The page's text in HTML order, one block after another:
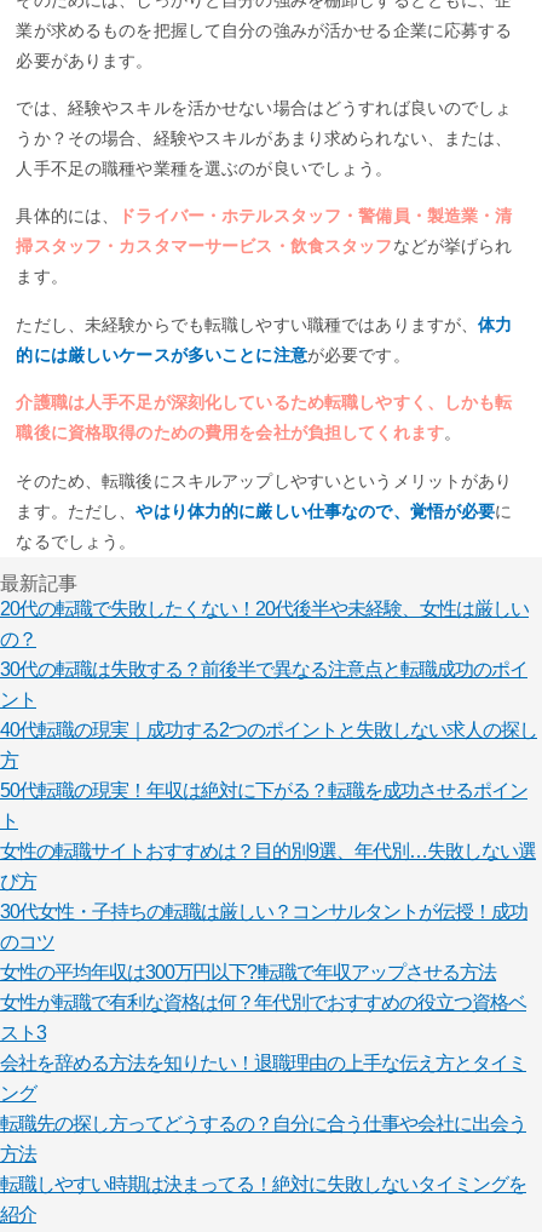
業が求めるものを把握して自分の強みが活かせる企業に応募する
必要があります。
では、経験やスキルを活かせない場合はどうすれば良いのでしょ
うか？その場合、経験やスキルがあまり求められない、または、
人手不足の職種や業種を選ぶのが良いでしょう。
具体的には、
ドライバー・ホテルスタッフ・警備員・製造業・清
掃スタッフ・カスタマーサービス・飲食スタッフなどが挙げられ
ます。
ただし、未経験からでも転職しやすい職種ではありますが、体力
的には厳しいケースが多いことに注意が必要です。
介護職は人手不足が深刻化しているため転職しやすく、しかも転
職後に資格取得のための費用を会社が負担してくれます。
そのため、転職後にスキルアップしやすいというメリットがあり
ます。ただし、やはり体力的に厳しい仕事なので、覚悟が必要に
なるでしょう。
最新記事
20代の転職で失敗したくない！20代後半や未経験、女性は厳しい
の？
30代の転職は失敗する？前後半で異なる注意点と転職成功のポイ
ント
40代転職の現実｜成功する2つのポイントと失敗しない求人の探し
方
50代転職の現実！年収は絶対に下がる？転職を成功させるポイン
ト
女性の転職サイトおすすめは？目的別9選、年代別…失敗しない選
び方
30代女性・子持ちの転職は厳しい？コンサルタントが伝授！成功
のコツ
女性の平均年収は300万円以下?!転職で年収アップさせる方法
女性が転職で有利な資格は何？年代別でおすすめの役立つ資格ベ
スト3
会社を辞める方法を知りたい！退職理由の上手な伝え方とタイミ
ング
転職先の探し方ってどうするの？自分に合う仕事や会社に出会う
方法
転職しやすい時期は決まってる！絶対に失敗しないタイミングを
紹介